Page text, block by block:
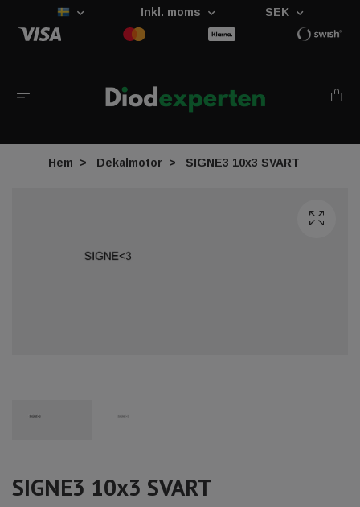
Inkl. moms SEK
Hem Dekalmotor SIGNE3 10x3 SVART
SIGNE3 10x3 SVART